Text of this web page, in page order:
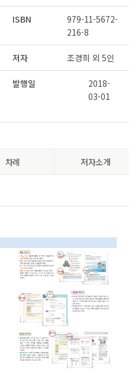
ISBN
979-11-5672-
216-8
저자 조경희 외 5인
발행일
2018-
03-01
차례 저자소개